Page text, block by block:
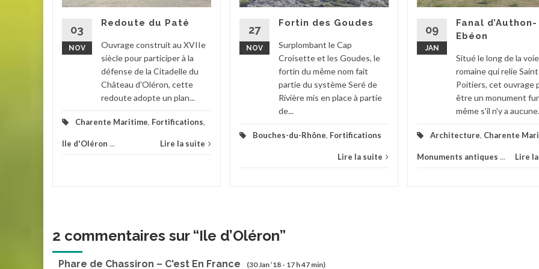
03
NOV
Redoute du Paté
Ouvrage construit au XVIIe
siècle pour participer à la
défense de la Citadelle du
Château d'Oléron, cette
redoute adopte un plan...
Charente Maritime, Fortifications,
Ile d'Oléron ... Lire la suite
27
NOV
Fortin des Goudes
Surplombant le Cap
Croisette et les Goudes, le
fortin du même nom fait
partie du système Seré de
Rivière mis en place à partie
de...
Bouches-du-Rhône, Fortifications
Lire la suite
09
JAN
Fanal d’Authon-
Ebéon
Situé le long de la voie
romaine qui relie
Poitiers, cet ouvrage
être un monument
même s'il n'y a
Architecture, Charente
Monuments antiques ... Lire
2 commentaires sur “Ile d’Oléron”
Phare de Chassiron – C'est En France (30 Jan ’18 - 17 h 47 min)